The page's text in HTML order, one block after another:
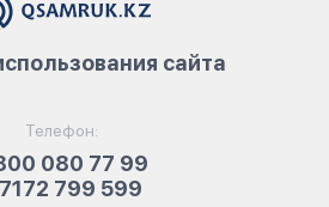
Телефон:
080 77 99
799 599
сайта